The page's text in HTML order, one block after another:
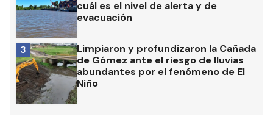
cuál es el nivel de alerta y de
evacuación
Limpiaron y profundizaron la Cañada
de Gómez ante el riesgo de lluvias
abundantes por el fenómeno de El
Niño
3